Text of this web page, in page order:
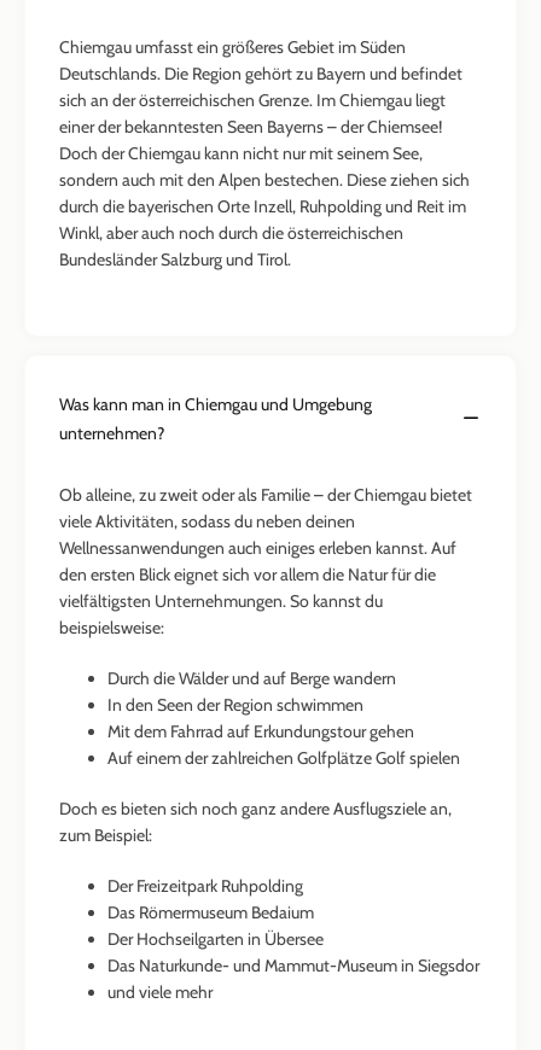
Chiemgau umfasst ein größeres Gebiet im Süden
Deutschlands. Die Region gehört zu Bayern und befindet
sich an der österreichischen Grenze. Im Chiemgau liegt
einer der bekanntesten Seen Bayerns – der Chiemsee!
Doch der Chiemgau kann nicht nur mit seinem See,
sondern auch mit den Alpen bestechen. Diese ziehen sich
durch die bayerischen Orte Inzell, Ruhpolding und Reit im
Winkl, aber auch noch durch die österreichischen
Bundesländer Salzburg und Tirol.
Was kann man in Chiemgau und Umgebung
unternehmen?
Ob alleine, zu zweit oder als Familie – der Chiemgau bietet
viele Aktivitäten, sodass du neben deinen
Wellnessanwendungen auch einiges erleben kannst. Auf
den ersten Blick eignet sich vor allem die Natur für die
vielfältigsten Unternehmungen. So kannst du
beispielsweise:
Durch die Wälder und auf Berge wandern
In den Seen der Region schwimmen
Mit dem Fahrrad auf Erkundungstour gehen
Auf einem der zahlreichen Golfplätze Golf spielen
Doch es bieten sich noch ganz andere Ausflugsziele an,
zum Beispiel:
Der Freizeitpark Ruhpolding
Das Römermuseum Bedaium
Der Hochseilgarten in Übersee
Das Naturkunde- und Mammut-Museum in Siegsdor
und viele mehr